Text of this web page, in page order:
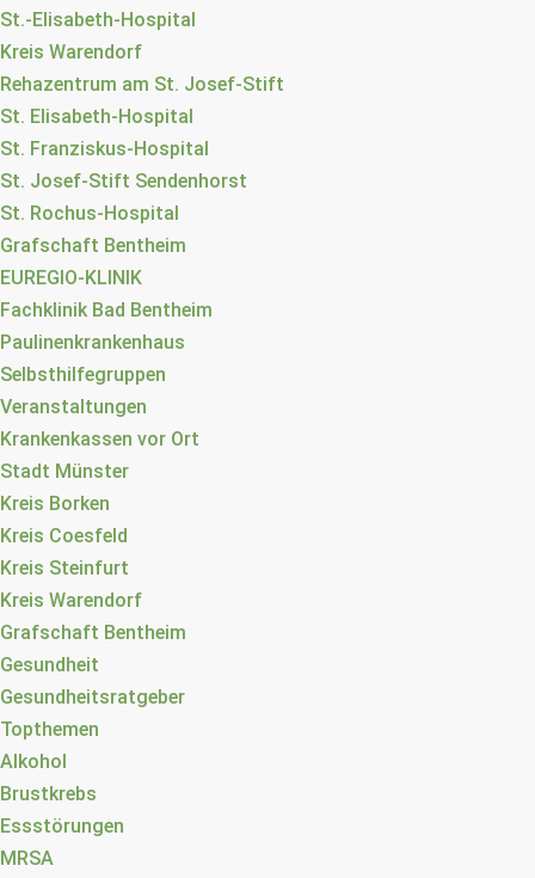
St.-Elisabeth-Hospital
Kreis Warendorf
Rehazentrum am St. Josef-Stift
St. Elisabeth-Hospital
St. Franziskus-Hospital
St. Josef-Stift Sendenhorst
St. Rochus-Hospital
Grafschaft Bentheim
EUREGIO-KLINIK
Fachklinik Bad Bentheim
Paulinenkrankenhaus
Selbsthilfegruppen
Veranstaltungen
Krankenkassen vor Ort
Stadt Münster
Kreis Borken
Kreis Coesfeld
Kreis Steinfurt
Kreis Warendorf
Grafschaft Bentheim
Gesundheit
Gesundheitsratgeber
Topthemen
Alkohol
Brustkrebs
Essstörungen
MRSA